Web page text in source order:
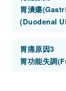
胃潰瘍
(Duodenal
胃痛原因3
胃功能失調